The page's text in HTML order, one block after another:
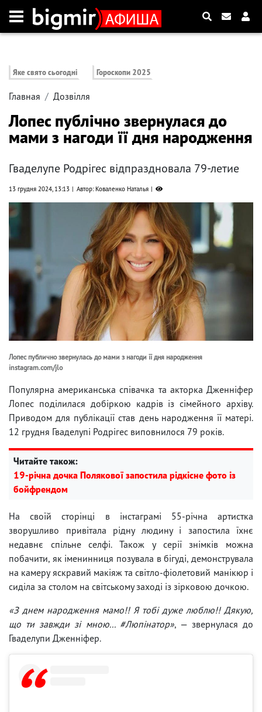
Яке свято сьогодні Гороскопи 2025
Главная Дозвілля
Лопес публічно звернулася до
мами з нагоди її дня народження
Гваделупе Родрігес відпраздновала 79-летие
13 грудня 2024, 13:13 Автор: Коваленко Наталья
Лопес публично звернулась до мами з нагоди її дня народження
instagram.com/jlo
Популярна американська співачка та акторка Дженніфер
Лопес поділилася добіркою кадрів із сімейного архіву.
Приводом для публікації став день народження її матері.
12 грудня Гваделупі Родрігес виповнилося 79 років.
Читайте також:
19-річна дочка Полякової запостила рідкісне фото із
бойфрендом
На своїй сторінці в інстаграмі 55-річна артистка
зворушливо привітала рідну людину і запостила їхнє
недавнє спільне селфі. Також у серії знімків можна
побачити, як іменинниця позувала в бігуді, демонструвала
на камеру яскравий макіяж та світло-фіолетовий манікюр і
сиділа за столом на світському заході із зірковою дочкою.
«З днем ​​народження мамо!! Я тобі дуже люблю!! Дякую,
що ти завжди зі мною... #Люпінатор», — звернулася до
Гваделупи Дженніфер.